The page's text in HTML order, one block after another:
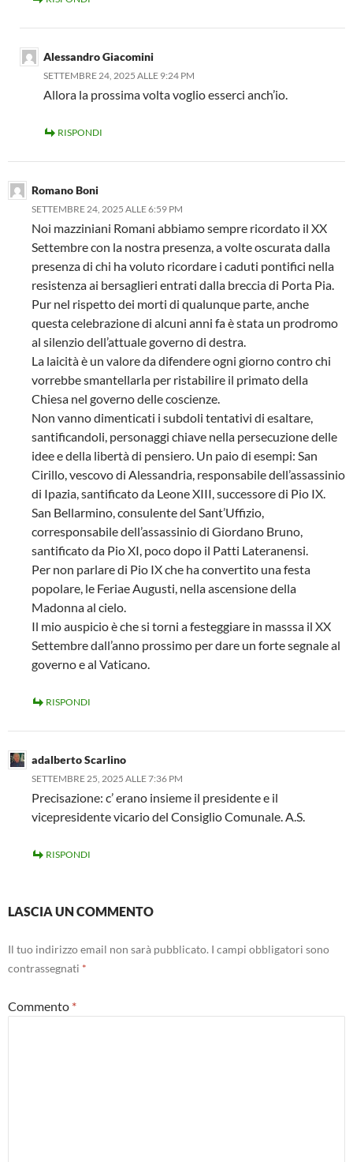
Alessandro Giacomini
SETTEMBRE 24, 2025 ALLE 9:24 PM
Allora la prossima volta voglio esserci anch’io.
RISPONDI
Romano Boni
SETTEMBRE 24, 2025 ALLE 6:59 PM
Noi mazziniani Romani abbiamo sempre ricordato il XX
Settembre con la nostra presenza, a volte oscurata dalla
presenza di chi ha voluto ricordare i caduti pontifici nella
resistenza ai bersaglieri entrati dalla breccia di Porta Pia.
Pur nel rispetto dei morti di qualunque parte, anche
questa celebrazione di alcuni anni fa è stata un prodromo
al silenzio dell’attuale governo di destra.
La laicità è un valore da difendere ogni giorno contro chi
vorrebbe smantellarla per ristabilire il primato della
Chiesa nel governo delle coscienze.
Non vanno dimenticati i subdoli tentativi di esaltare,
santificandoli, personaggi chiave nella persecuzione delle
idee e della libertà di pensiero. Un paio di esempi: San
Cirillo, vescovo di Alessandria, responsabile dell’assassinio
di Ipazia, santificato da Leone XIII, successore di Pio IX.
San Bellarmino, consulente del Sant’Uffizio,
corresponsabile dell’assassinio di Giordano Bruno,
santificato da Pio XI, poco dopo il Patti Lateranensi.
Per non parlare di Pio IX che ha convertito una festa
popolare, le Feriae Augusti, nella ascensione della
Madonna al cielo.
Il mio auspicio è che si torni a festeggiare in masssa il XX
Settembre dall’anno prossimo per dare un forte segnale al
governo e al Vaticano.
RISPONDI
adalberto Scarlino
SETTEMBRE 25, 2025 ALLE 7:36 PM
Precisazione: c’ erano insieme il presidente e il
vicepresidente vicario del Consiglio Comunale. A.S.
RISPONDI
LASCIA UN COMMENTO
Il tuo indirizzo email non sarà pubblicato. I campi obbligatori sono
contrassegnati *
Commento *